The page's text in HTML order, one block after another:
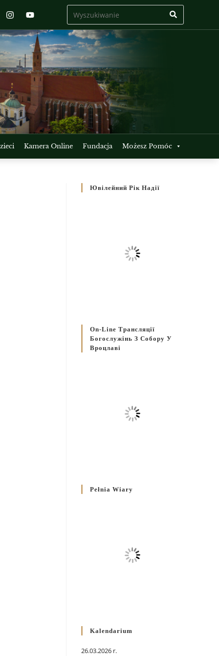
Kamera Online Fundacja Możesz Pomóc
Ювілейний Рік Надії
On-Line Трансляції
Богослужінь З Собору У
Вроцлаві
Pełnia Wiary
Kalendarium
26.03.2026 r.